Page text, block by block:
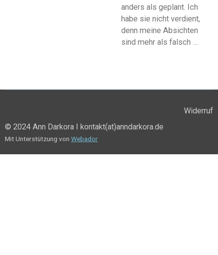
anders als geplant. Ich
habe sie nicht verdient,
denn meine Absichten
sind mehr als falsch …
Widerruf
© 2024 Ann Darkora I kontakt(at)anndarkora.de
Mit Unterstützung von Webador